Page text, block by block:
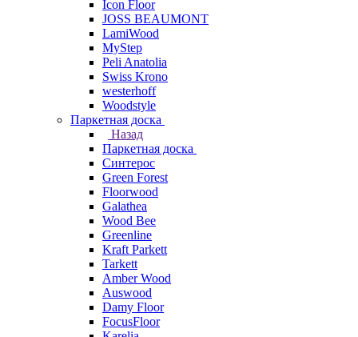
Icon Floor
JOSS BEAUMONT
LamiWood
MyStep
Peli Anatolia
Swiss Krono
westerhoff
Woodstyle
Паркетная доска
Назад
Паркетная доска
Синтерос
Green Forest
Floorwood
Galathea
Wood Bee
Greenline
Kraft Parkett
Tarkett
Amber Wood
Auswood
Damy Floor
FocusFloor